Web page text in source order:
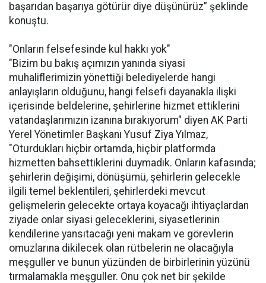
başarıdan başarıya götürür diye düşünürüz” şeklinde
konuştu.
"Onların felsefesinde kul hakkı yok"
"Bizim bu bakış açımızın yanında siyasi
muhaliflerimizin yönettiği belediyelerde hangi
anlayışların olduğunu, hangi felsefi dayanakla ilişki
içerisinde beldelerine, şehirlerine hizmet ettiklerini
vatandaşlarımızın izanına bırakıyorum" diyen AK Parti
Yerel Yönetimler Başkanı Yusuf Ziya Yılmaz,
"Oturdukları hiçbir ortamda, hiçbir platformda
hizmetten bahsettiklerini duymadık. Onların kafasında;
şehirlerin değişimi, dönüşümü, şehirlerin gelecekle
ilgili temel beklentileri, şehirlerdeki mevcut
gelişmelerin gelecekte ortaya koyacağı ihtiyaçlardan
ziyade onlar siyasi geleceklerini, siyasetlerinin
kendilerine yansıtacağı yeni makam ve görevlerin
omuzlarına dikilecek olan rütbelerin ne olacağıyla
meşguller ve bunun yüzünden de birbirlerinin yüzünü
tırmalamakla meşguller. Onu çok net bir şekilde